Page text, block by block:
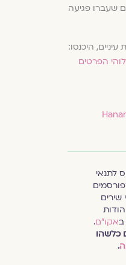
שעברו פגיעה
היכנסו:
הפרטים
לתנאי
שירים
באקו״ם.
כלשהו
.